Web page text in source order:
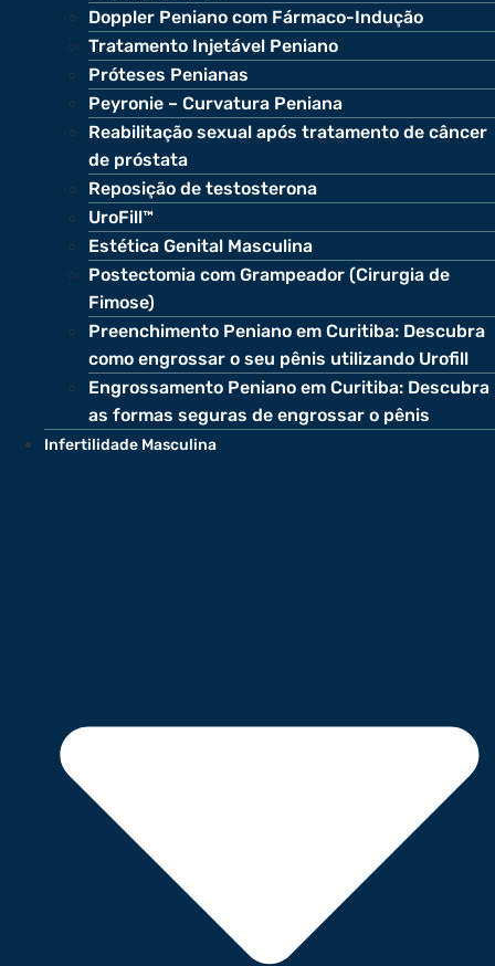
Doppler Peniano com Fármaco-Indução
Tratamento Injetável Peniano
Próteses Penianas
Peyronie – Curvatura Peniana
Reabilitação sexual após tratamento de câncer
de próstata
Reposição de testosterona
UroFill™
Estética Genital Masculina
Postectomia com Grampeador (Cirurgia de
Fimose)
Preenchimento Peniano em Curitiba: Descubra
como engrossar o seu pênis utilizando Urofill
Engrossamento Peniano em Curitiba: Descubra
as formas seguras de engrossar o pênis
Infertilidade Masculina